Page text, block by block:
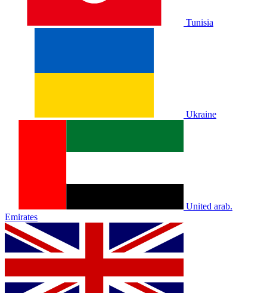
Tunisia
Ukraine
United arab.
Emirates